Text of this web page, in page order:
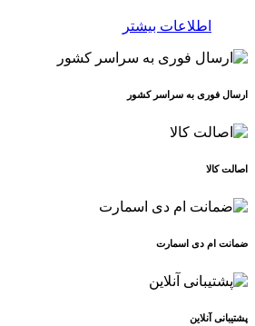
اطلاعات بیشتر
ارسال فوری به سراسر کشور
اصالت کالا
ضمانت ام دی اسمارت
پشتیبانی آنلاین